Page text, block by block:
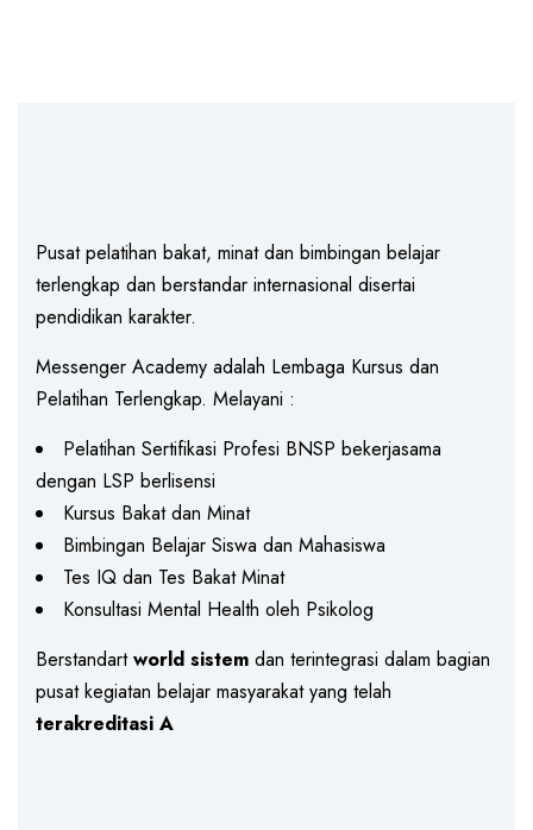
Pusat pelatihan bakat, minat dan bimbingan belajar
terlengkap dan berstandar internasional disertai
pendidikan karakter.
Messenger Academy adalah Lembaga Kursus dan
Pelatihan Terlengkap. Melayani :
Pelatihan Sertifikasi Profesi BNSP bekerjasama
dengan LSP berlisensi
Kursus Bakat dan Minat
Bimbingan Belajar Siswa dan Mahasiswa
Tes IQ dan Tes Bakat Minat
Konsultasi Mental Health oleh Psikolog
Berstandartworld sistem dan terintegrasi dalam bagian
pusat kegiatan belajar masyarakat yang telah
terakreditasi A